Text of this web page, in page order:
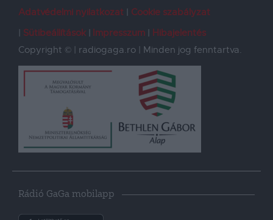
Adatvédelmi nyilatkozat
Cookie szabályzat
Sütibeállítások
Impresszum
Hibajelentés
Copyright © | radiogaga.ro | Minden jog fenntartva.
Rádió GaGa mobilapp